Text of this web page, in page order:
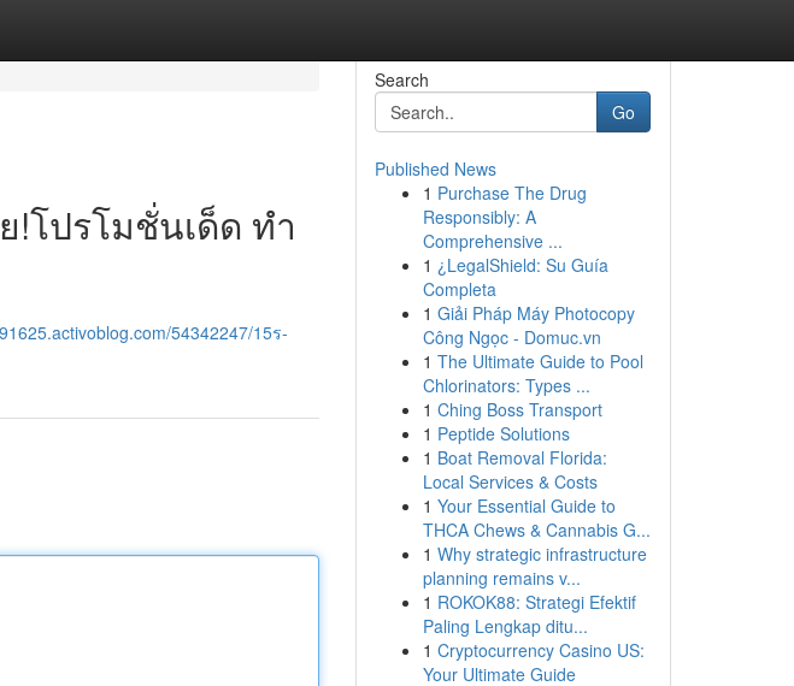
!โปรโมชั่นเด็ด ทำ
54342247/15ร-
Search
Go
Published News
1 Purchase The Drug
Responsibly: A
Comprehensive ...
1 ¿LegalShield: Su Guía
Completa
1 Giải Pháp Máy Photocopy
Công Ngọc - Domuc.vn
1 The Ultimate Guide to Pool
Chlorinators: Types ...
1 Ching Boss Transport
1 Peptide Solutions
1 Boat Removal Florida:
Local Services & Costs
1 Your Essential Guide to
THCA Chews & Cannabis G...
1 Why strategic infrastructure
planning remains v...
1 ROKOK88: Strategi Efektif
Paling Lengkap ditu...
1 Cryptocurrency Casino US:
Your Ultimate Guide